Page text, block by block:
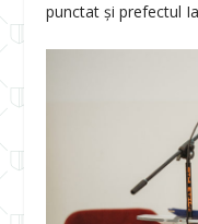
punctat și prefectul